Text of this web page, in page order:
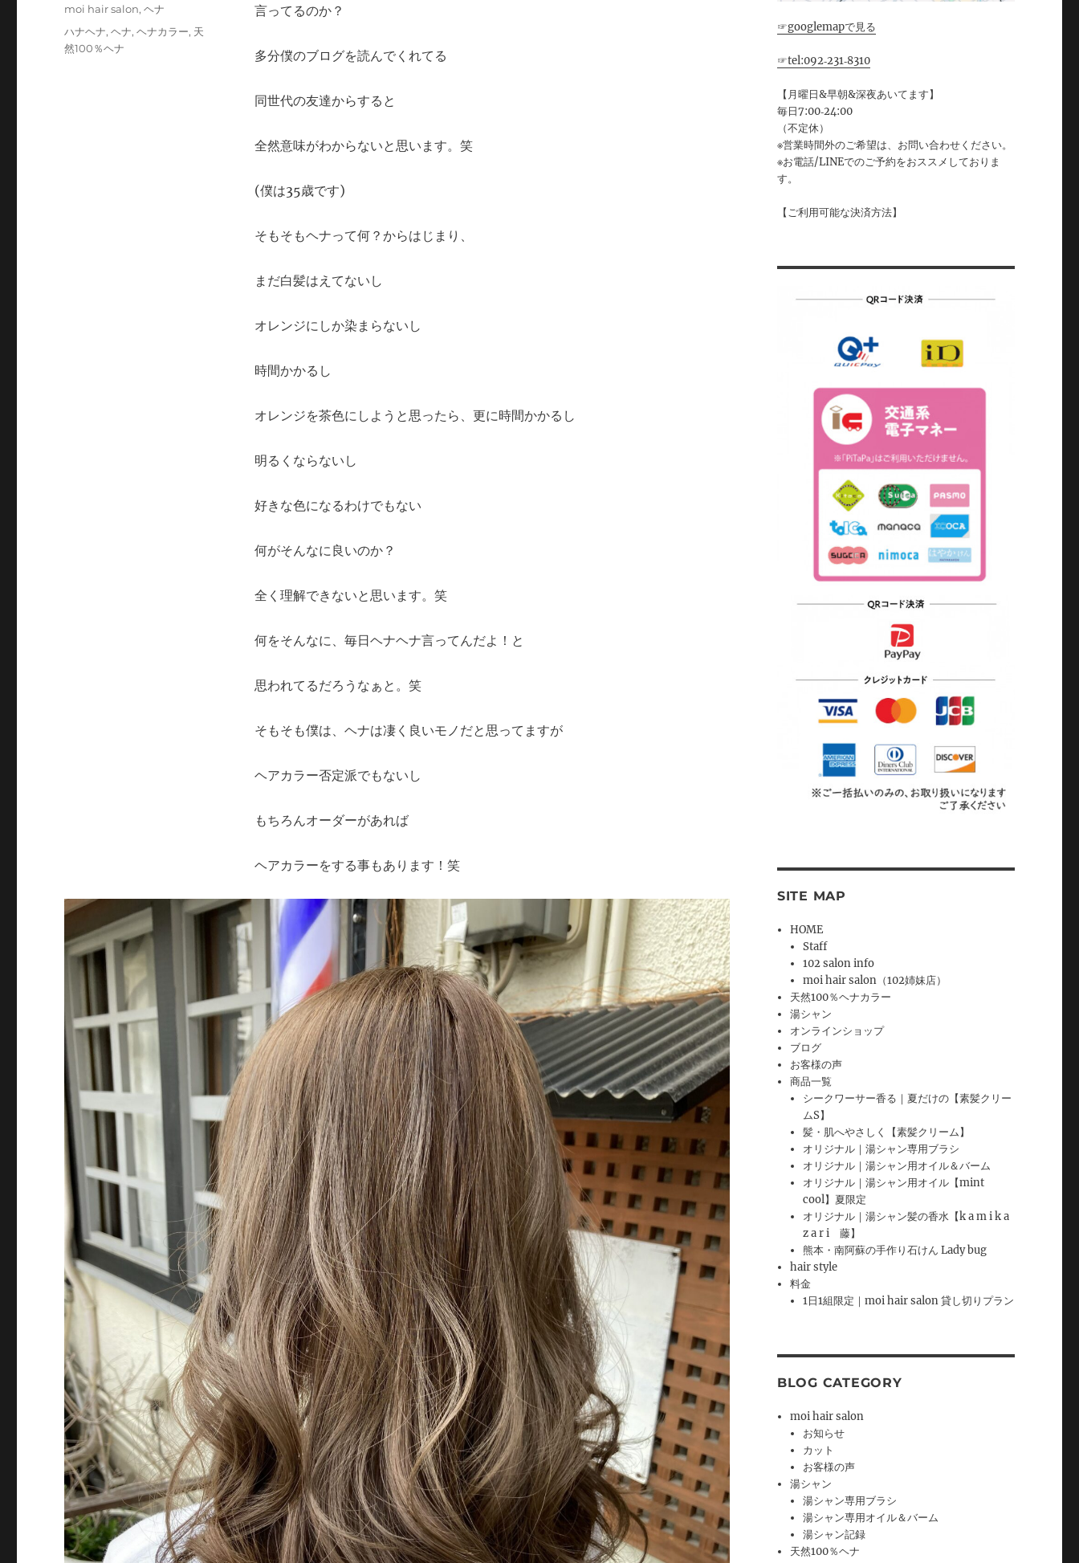
言ってるのか？
多分僕のブログを読んでくれてる
同世代の友達からすると
全然意味がわからないと思います。笑
(僕は35歳です)
そもそもヘナって何？からはじまり、
まだ白髪はえてないし
オレンジにしか染まらないし
時間かかるし
オレンジを茶色にしようと思ったら、更に時間かかるし
明るくならないし
好きな色になるわけでもない
何がそんなに良いのか？
全く理解できないと思います。笑
何をそんなに、毎日ヘナヘナ言ってんだよ！と
思われてるだろうなぁと。笑
そもそも僕は、ヘナは凄く良いモノだと思ってますが
ヘアカラー否定派でもないし
もちろんオーダーがあれば
ヘアカラーをする事もあります！笑
カ
ゴ
moi hair salon,ヘナ
タ
グ
ハナヘナ,ヘナ,ヘナカラー, 天
然100％ヘナ
☞googlemapで見る
☞tel:092‐231‐8310
【月曜日&早朝&深夜あいてます】
毎日7:00‐24:00
（不定休）
※営業時間外のご希望は、お問い合わせください。
※お電話/LINEでのご予約をおススメしておりま
す。
【ご利用可能な決済方法】
SITE MAP
HOME
Staff
102 salon info
moi hair salon（102姉妹店）
天然100％ヘナカラー
湯シャン
オンラインショップ
ブログ
お客様の声
商品一覧
シークワーサー香る｜夏だけの【素髪クリー
ムS】
髪・肌へやさしく【素髪クリーム】
オリジナル｜湯シャン専用ブラシ
オリジナル｜湯シャン用オイル＆バーム
オリジナル｜湯シャン用オイル【mint
cool】夏限定
オリジナル｜湯シャン髪の香水【k a m i k a
z a r i 藤】
熊本・南阿蘇の手作り石けん Lady bug
hair style
料金
1日1組限定｜moi hair salon 貸し切りプラン
BLOG CATEGORY
moi hair salon
お知らせ
カット
お客様の声
湯シャン
湯シャン専用ブラシ
湯シャン専用オイル＆バーム
湯シャン記録
天然100％ヘナ